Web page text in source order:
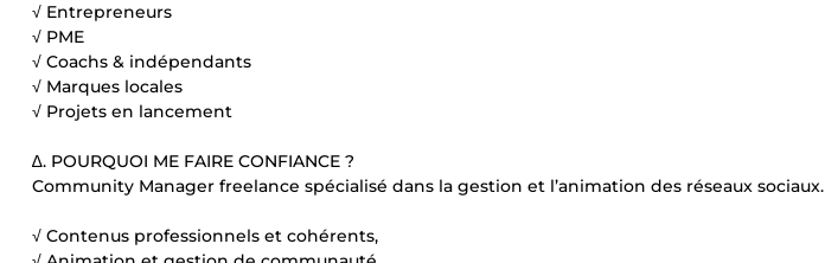
√ Entrepreneurs
√ PME
√ Coachs & indépendants
√ Marques locales
√ Projets en lancement
∆. POURQUOI ME FAIRE CONFIANCE ?
Community Manager freelance spécialisé dans la gestion et l’animation des réseaux sociaux.
√ Contenus professionnels et cohérents,